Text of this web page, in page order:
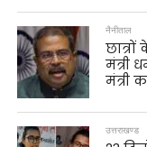
नैनीताल
मंत्री
मंत्री
उत्तराखण्ड